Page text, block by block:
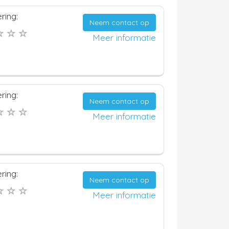
Neem contact op
Meer informatie
Neem contact op
Meer informatie
Neem contact op
Meer informatie